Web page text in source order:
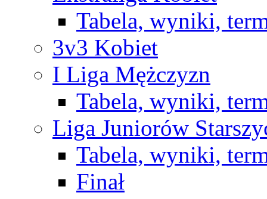
Tabela, wyniki,
3v3 Kobiet
I Liga Mężczyzn
Tabela, wyniki,
Liga Juniorów
Tabela, wyniki,
Finał